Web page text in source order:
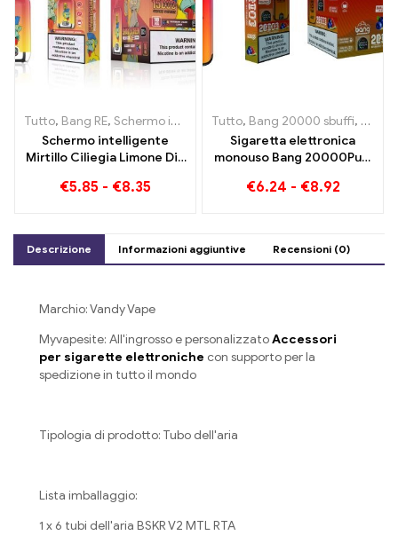
Tutto, Bang RE, Schermo intelligente Bang King 15000 Soffio ,
Schermo intelligente
Mirtillo Ciliegia Limone Die
panoramica di
€5.85 - €8.35
Tutto, Bang 20000 sbuffi, Bang
Sigaretta elettronica
monouso Bang 20000Puff
anguria e Dual Mesh
€6.24 - €8.92
Descrizione Informazioni aggiuntive Recensioni (0)
Marchio: Vandy Vape
Myvapesite: All'ingrosso e personalizzatoAccessori
per sigarette elettroniche con supporto per la
spedizione in tutto il mondo
Tipologia di prodotto: Tubo dell'aria
Lista imballaggio:
1 x 6 tubi dell'aria BSKR V2 MTL RTA